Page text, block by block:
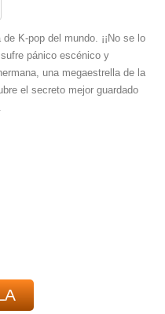
K-pop del mundo. ¡¡No se lo
pánico escénico y
una megaestrella de la
el secreto mejor guardado